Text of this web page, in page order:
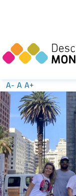
A- A A+